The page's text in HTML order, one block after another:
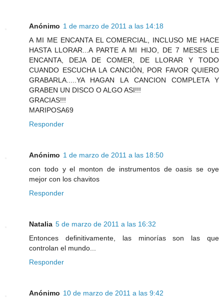
Anónimo 1 de marzo de 2011 a las 14:18
A MI ME ENCANTA EL COMERCIAL, INCLUSO ME HACE
HASTA LLORAR...A PARTE A MI HIJO, DE 7 MESES LE
ENCANTA, DEJA DE COMER, DE LLORAR Y TODO
CUANDO ESCUCHA LA CANCIÒN, POR FAVOR QUIERO
GRABARLA.....YA HAGAN LA CANCION COMPLETA Y
GRABEN UN DISCO O ALGO ASI!!!
GRACIAS!!!
MARIPOSA69
Responder
Anónimo 1 de marzo de 2011 a las 18:50
con todo y el monton de instrumentos de oasis se oye
mejor con los chavitos
Responder
Natalia 5 de marzo de 2011 a las 16:32
Entonces definitivamente, las minorías son las que
controlan el mundo...
Responder
Anónimo 10 de marzo de 2011 a las 9:42